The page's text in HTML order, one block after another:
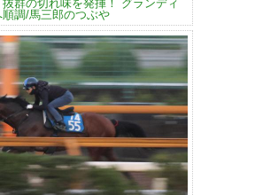
抜群の切れ味を発揮！ グランディ
調/馬三郎のつぶや